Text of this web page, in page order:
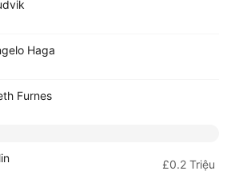
Haga
Furnes
£0.2 Triệu